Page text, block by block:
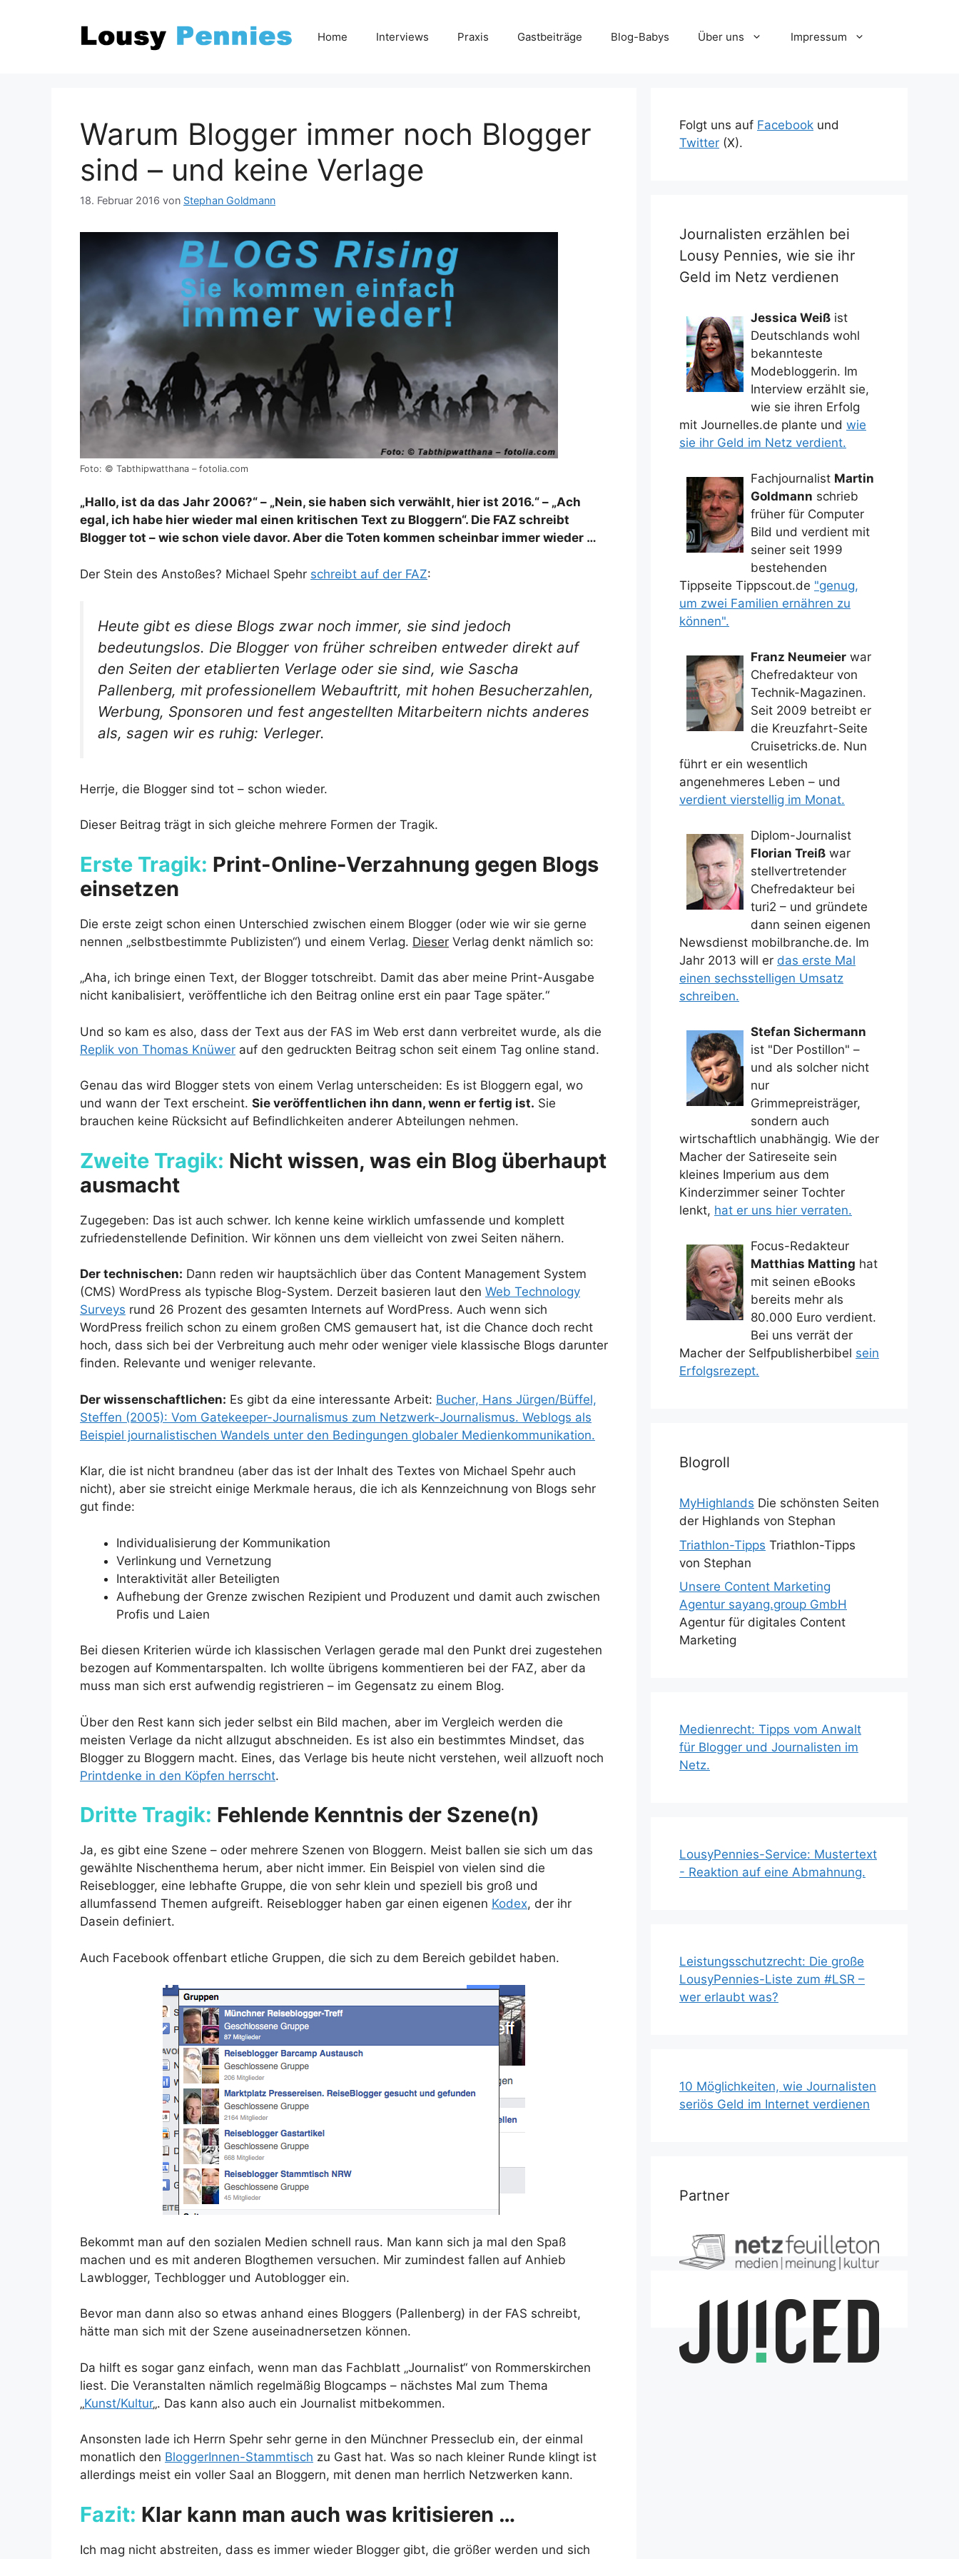
Home Interviews Praxis Gastbeiträge Blog-Babys Über uns Impressum
Warum Blogger immer noch Blogger
sind – und keine Verlage
18. Februar 2016 von Stephan Goldmann
Foto: © Tabthipwatthana – fotolia.com
„Hallo, ist da das Jahr 2006?“ – „Nein, sie haben sich verwählt, hier ist 2016.“ – „Ach
egal, ich habe hier wieder mal einen kritischen Text zu Bloggern“. Die FAZ schreibt
Blogger tot – wie schon viele davor. Aber die Toten kommen scheinbar immer wieder …
Der Stein des Anstoßes? Michael Spehr schreibt auf der FAZ:
Heute gibt es diese Blogs zwar noch immer, sie sind jedoch
bedeutungslos. Die Blogger von früher schreiben entweder direkt auf
den Seiten der etablierten Verlage oder sie sind, wie Sascha
Pallenberg, mit professionellem Webauftritt, mit hohen Besucherzahlen,
Werbung, Sponsoren und fest angestellten Mitarbeitern nichts anderes
als, sagen wir es ruhig: Verleger.
Herrje, die Blogger sind tot – schon wieder.
Dieser Beitrag trägt in sich gleiche mehrere Formen der Tragik.
Erste Tragik: Print-Online-Verzahnung gegen Blogs
einsetzen
Die erste zeigt schon einen Unterschied zwischen einem Blogger (oder wie wir sie gerne
nennen „selbstbestimmte Publizisten“) und einem Verlag. Dieser Verlag denkt nämlich so:
„Aha, ich bringe einen Text, der Blogger totschreibt. Damit das aber meine Print-Ausgabe
nicht kanibalisiert, veröffentliche ich den Beitrag online erst ein paar Tage später.“
Und so kam es also, dass der Text aus der FAS im Web erst dann verbreitet wurde, als die
Replik von Thomas Knüwer auf den gedruckten Beitrag schon seit einem Tag online stand.
Genau das wird Blogger stets von einem Verlag unterscheiden: Es ist Bloggern egal, wo
und wann der Text erscheint. Sie veröffentlichen ihn dann, wenn er fertig ist. Sie
brauchen keine Rücksicht auf Befindlichkeiten anderer Abteilungen nehmen.
Zweite Tragik: Nicht wissen, was ein Blog überhaupt
ausmacht
Zugegeben: Das ist auch schwer. Ich kenne keine wirklich umfassende und komplett
zufriedenstellende Definition. Wir können uns dem vielleicht von zwei Seiten nähern.
Der technischen: Dann reden wir hauptsächlich über das Content Management System
(CMS) WordPress als typische Blog-System. Derzeit basieren laut den Web Technology
Surveys rund 26 Prozent des gesamten Internets auf WordPress. Auch wenn sich
WordPress freilich schon zu einem großen CMS gemausert hat, ist die Chance doch recht
hoch, dass sich bei der Verbreitung auch mehr oder weniger viele klassische Blogs darunter
finden. Relevante und weniger relevante.
Der wissenschaftlichen: Es gibt da eine interessante Arbeit: Bucher, Hans Jürgen/Büffel,
Steffen (2005): Vom Gatekeeper-Journalismus zum Netzwerk-Journalismus. Weblogs als
Beispiel journalistischen Wandels unter den Bedingungen globaler Medienkommunikation.
Klar, die ist nicht brandneu (aber das ist der Inhalt des Textes von Michael Spehr auch
nicht), aber sie streicht einige Merkmale heraus, die ich als Kennzeichnung von Blogs sehr
gut finde:
Individualisierung der Kommunikation
Verlinkung und Vernetzung
Interaktivität aller Beteiligten
Aufhebung der Grenze zwischen Rezipient und Produzent und damit auch zwischen
Profis und Laien
Bei diesen Kriterien würde ich klassischen Verlagen gerade mal den Punkt drei zugestehen
bezogen auf Kommentarspalten. Ich wollte übrigens kommentieren bei der FAZ, aber da
muss man sich erst aufwendig registrieren – im Gegensatz zu einem Blog.
Über den Rest kann sich jeder selbst ein Bild machen, aber im Vergleich werden die
meisten Verlage da nicht allzugut abschneiden. Es ist also ein bestimmtes Mindset, das
Blogger zu Bloggern macht. Eines, das Verlage bis heute nicht verstehen, weil allzuoft noch
Printdenke in den Köpfen herrscht.
Dritte Tragik: Fehlende Kenntnis der Szene(n)
Ja, es gibt eine Szene – oder mehrere Szenen von Bloggern. Meist ballen sie sich um das
gewählte Nischenthema herum, aber nicht immer. Ein Beispiel von vielen sind die
Reiseblogger, eine lebhafte Gruppe, die von sehr klein und speziell bis groß und
allumfassend Themen aufgreift. Reiseblogger haben gar einen eigenen Kodex, der ihr
Dasein definiert.
Auch Facebook offenbart etliche Gruppen, die sich zu dem Bereich gebildet haben.
Bekommt man auf den sozialen Medien schnell raus. Man kann sich ja mal den Spaß
machen und es mit anderen Blogthemen versuchen. Mir zumindest fallen auf Anhieb
Lawblogger, Techblogger und Autoblogger ein.
Bevor man dann also so etwas anhand eines Bloggers (Pallenberg) in der FAS schreibt,
hätte man sich mit der Szene auseinadnersetzen können.
Da hilft es sogar ganz einfach, wenn man das Fachblatt „Journalist“ von Rommerskirchen
liest. Die Veranstalten nämlich regelmäßig Blogcamps – nächstes Mal zum Thema
„Kunst/Kultur„. Das kann also auch ein Journalist mitbekommen.
Ansonsten lade ich Herrn Spehr sehr gerne in den Münchner Presseclub ein, der einmal
monatlich den BloggerInnen-Stammtisch zu Gast hat. Was so nach kleiner Runde klingt ist
allerdings meist ein voller Saal an Bloggern, mit denen man herrlich Netzwerken kann.
Fazit: Klar kann man auch was kritisieren …
Ich mag nicht abstreiten, dass es immer wieder Blogger gibt, die größer werden und sich
Folgt uns auf Facebook und
Twitter (X).
Journalisten erzählen bei
Lousy Pennies, wie sie ihr
Geld im Netz verdienen
Jessica Weiß ist
Deutschlands wohl
bekannteste
Modebloggerin. Im
Interview erzählt sie,
wie sie ihren Erfolg
mit Journelles.de plante und wie
sie ihr Geld im Netz verdient.
Fachjournalist Martin
Goldmann schrieb
früher für Computer
Bild und verdient mit
seiner seit 1999
bestehenden
Tippseite Tippscout.de "genug,
um zwei Familien ernähren zu
können".
Franz Neumeier war
Chefredakteur von
Technik-Magazinen.
Seit 2009 betreibt er
die Kreuzfahrt-Seite
Cruisetricks.de. Nun
führt er ein wesentlich
angenehmeres Leben – und
verdient vierstellig im Monat.
Diplom-Journalist
Florian Treiß war
stellvertretender
Chefredakteur bei
turi2 – und gründete
dann seinen eigenen
Newsdienst mobilbranche.de. Im
Jahr 2013 will er das erste Mal
einen sechsstelligen Umsatz
schreiben.
Stefan Sichermann
ist "Der Postillon" –
und als solcher nicht
nur
Grimmepreisträger,
sondern auch
wirtschaftlich unabhängig. Wie der
Macher der Satireseite sein
kleines Imperium aus dem
Kinderzimmer seiner Tochter
lenkt, hat er uns hier verraten.
Focus-Redakteur
Matthias Matting hat
mit seinen eBooks
bereits mehr als
80.000 Euro verdient.
Bei uns verrät der
Macher der Selfpublisherbibel sein
Erfolgsrezept.
Blogroll
MyHighlands Die schönsten Seiten
der Highlands von Stephan
Triathlon-Tipps Triathlon-Tipps
von Stephan
Unsere Content Marketing
Agentur sayang.group GmbH
Agentur für digitales Content
Marketing
Medienrecht: Tipps vom Anwalt
für Blogger und Journalisten im
Netz.
LousyPennies-Service: Mustertext
- Reaktion auf eine Abmahnung.
Leistungsschutzrecht: Die große
LousyPennies-Liste zum #LSR –
wer erlaubt was?
10 Möglichkeiten, wie Journalisten
seriös Geld im Internet verdienen
Partner